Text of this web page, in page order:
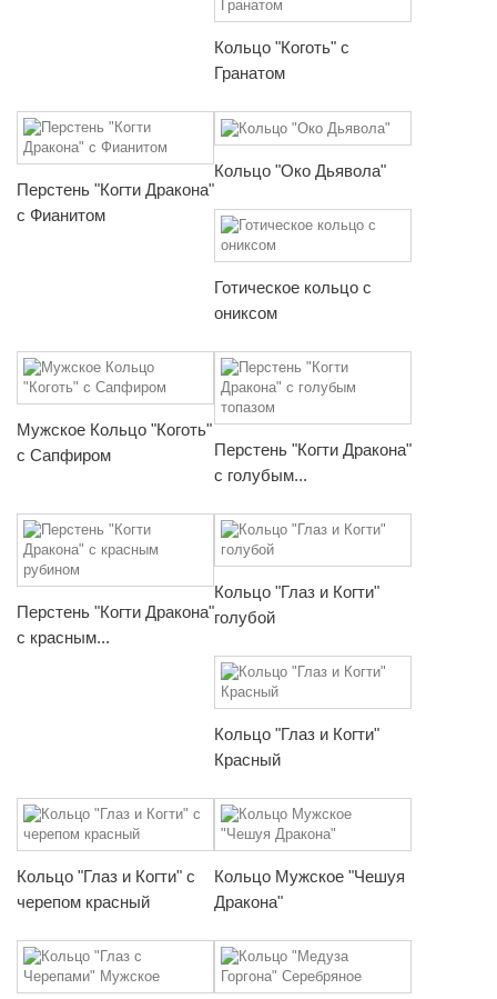
Кольцо "Коготь" с
Гранатом
Перстень "Когти Дракона"
с Фианитом
Кольцо "Око Дьявола"
Готическое кольцо с
ониксом
Мужское Кольцо "Коготь"
с Сапфиром
Перстень "Когти Дракона"
с голубым...
Перстень "Когти Дракона"
с красным...
Кольцо "Глаз и Когти"
голубой
Кольцо "Глаз и Когти"
Красный
Кольцо "Глаз и Когти" с
черепом красный
Кольцо Мужское "Чешуя
Дракона"